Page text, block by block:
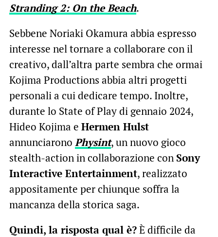
Stranding 2: On the Beach.
Sebbene Noriaki Okamura abbia espresso
interesse nel tornare a collaborare con il
creativo, dall’altra parte sembra che ormai
Kojima Productions abbia altri progetti
personali a cui dedicare tempo. Inoltre,
durante lo State of Play di gennaio 2024,
Hideo Kojima e Hermen Hulst
annunciarono Physint, un nuovo gioco
stealth-action in collaborazione con Sony
Interactive Entertainment, realizzato
appositamente per chiunque soffra la
mancanza della storica saga.
Quindi, la risposta qual è?È difficile da